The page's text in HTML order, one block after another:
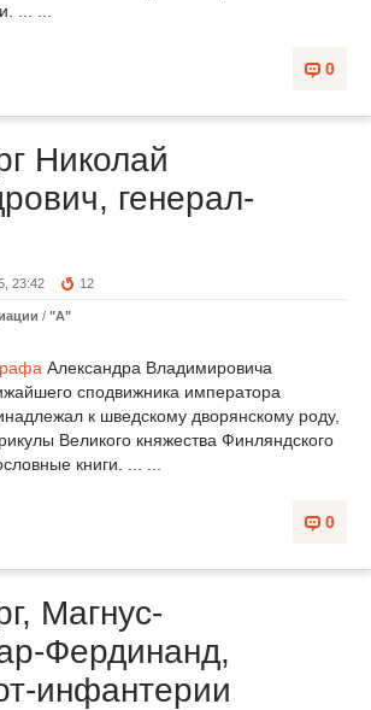
... ...
0
Николай
генерал-
23:42 12
/ "А"
Александра Владимировича
сподвижника императора
к шведскому дворянскому роду,
Великого княжества Финляндского
книги. ... ...
0
Магнус-
Фердинанд,
инфантерии